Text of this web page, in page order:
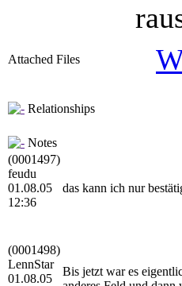
Attached Files
Relationships
Notes
(0001497)
feudu
01.08.05
12:36
das kann ich nur
(0001498)
LennStar
01.08.05
Bis jetzt war es